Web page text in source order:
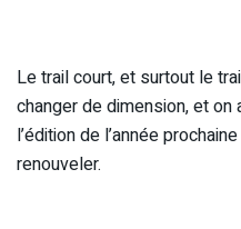
Le trail court, et surtout le
changer de dimension, et
l’édition de l’année
renouveler.